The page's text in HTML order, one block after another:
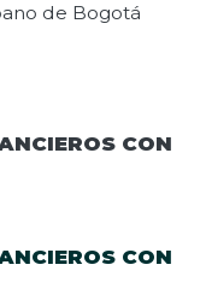
de Bogotá
CON
CON